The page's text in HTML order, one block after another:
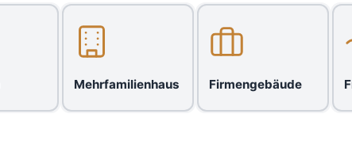
Mehrfamilienhaus Firmengebäude